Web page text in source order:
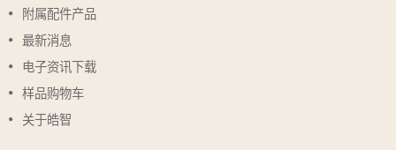
附属配件产品
最新消息
电子资讯下载
样品购物车
关于皓智